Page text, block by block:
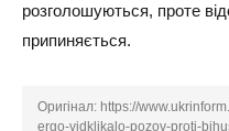
розголошуються, проте
припиняється.
Оригінал: https://
ergo-vidklikalo-pozov-proti-